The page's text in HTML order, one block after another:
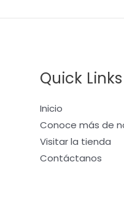
Quick Links
Inicio
Conoce más de
Visitar la tienda
Contáctanos